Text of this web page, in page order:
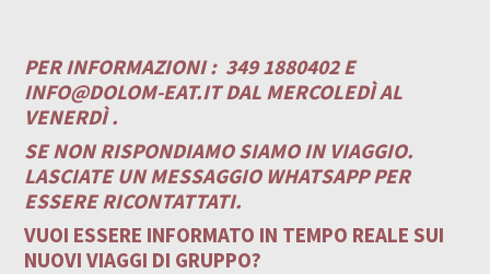
PER INFORMAZIONI : 349 1880402 E
INFO@DOLOM-EAT.ITDAL MERCOLEDÌ AL
VENERDÌ .
SE NON RISPONDIAMO SIAMO IN VIAGGIO.
LASCIATE UN MESSAGGIO WHATSAPP PER
ESSERE RICONTATTATI.
VUOI ESSERE INFORMATO IN TEMPO REALE SUI
NUOVI VIAGGI DI GRUPPO?